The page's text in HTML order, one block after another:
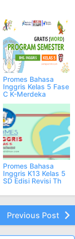
Promes Bahasa
Inggris Kelas 5 Fase
C K-Merdeka
Promes Bahasa
Inggris K13 Kelas 5
SD Edisi Revisi Th
Previous Post